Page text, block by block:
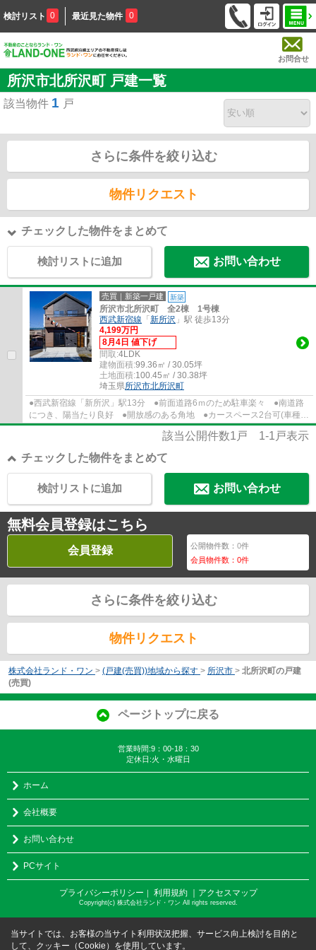
検討リスト 0 最近見た物件 0
お問合せ
所沢市北所沢町 戸建一覧
該当物件 1 戸
さらに条件を絞り込む
物件リクエスト
チェックした物件をまとめて
検討リストに追加 お問い合わせ
売買｜新築一戸建 新築
所沢市北所沢町 全2棟 1号棟
西武新宿線 「 新所沢 」駅 徒歩13分
4,199万円
8月4日 値下げ
間取:4LDK
建物面積:99.36㎡ / 30.05坪
土地面積:100.45㎡ / 30.38坪
埼玉県所沢市北所沢町
●西武新宿線「新所沢」駅13分 ●前面道路6ｍのため駐車楽々 ●南道路
につき、陽当たり良好 ●開放感のある角地 ●カースペース2台可(車種に
よる) ●20帖広々ダイニングで家族だんらん...
該当公開件数1 戸 1-1 戸表示
チェックした物件をまとめて
お問い合わせ
検討リストに追加
無料会員登録はこちら
会員登録 公開物件数：0件
会員物件数：0件
さらに条件を絞り込む
物件リクエスト
株式会社ランド・ワン > (戸建(売買))地域から探す > 所沢市 > 北所沢町の戸建
(売買)
ページトップに戻る
営業時間:9：00-18：30
定休日:火・水曜日
ホーム
会社概要
お問い合わせ
PCサイト
プライバシーポリシー 利用規約 ｜アクセスマップ
Copyright(c) 株式会社ランド・ワン All rights reserved.
当サイトでは、お客様の当サイト利用状況把握、サービス向上検討を目的と
して、クッキー（Cookie）を使用しています。